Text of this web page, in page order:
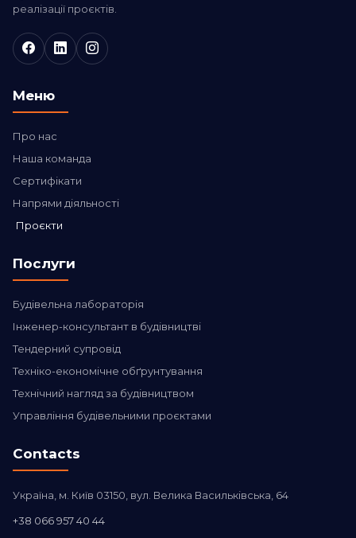
реалізації проєктів.
Меню
Про нас
Наша команда
Сертифікати
Напрями діяльності
Проєкти
Послуги
Будівельна лабораторія
Інженер-консультант в будівництві
Тендерний супровід
Техніко-економічне обґрунтування
Технічний нагляд за будівництвом
Управління будівельними проєктами
Contacts
Україна, м. Київ 03150, вул. Велика Васильківська, 64
+38 066 957 40 44